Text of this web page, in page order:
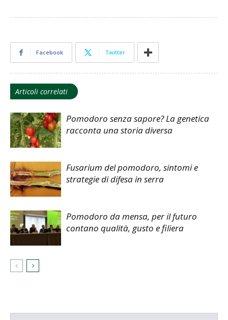
Facebook Twitter
Articoli correlati
Pomodoro senza sapore? La genetica
racconta una storia diversa
Fusarium del pomodoro, sintomi e
strategie di difesa in serra
Pomodoro da mensa, per il futuro
contano qualità, gusto e filiera